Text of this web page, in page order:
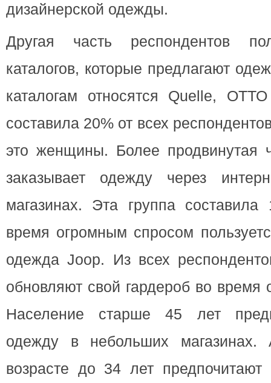
дизайнерской одежды.
Другая часть респондентов
каталогов, которые предлагают
каталогам относятся Quelle,
составила 20% от всех
это женщины. Более продвинутая
заказывает одежду через
магазинах. Эта группа
время огромным спросом
одежда Joop. Из всех
обновляют свой гардероб во время
Население старше 45 лет
одежду в небольших
возрасте до 34 лет